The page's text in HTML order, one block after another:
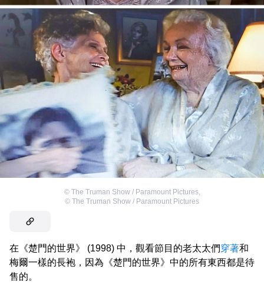
© The Truman Show / Paramount Pictures,
© The Truman Show / Paramount Pictures
在《楚門的世界》 (1998) 中，觀看節目的老太太們穿著和
梅爾一樣的長袍，因為《楚門的世界》中的所有東西都是待
售的。